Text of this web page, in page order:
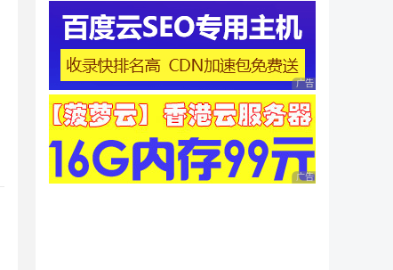
广告 商业广告，理性
广告 商业广告，理性